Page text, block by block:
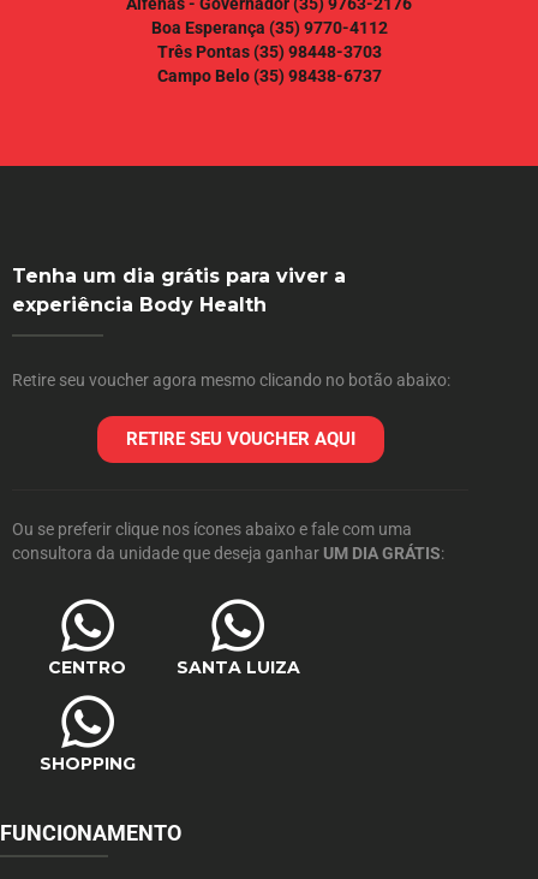
Boa Esperança (35) 9770-4112
Três Pontas(35) 98448-3703
Campo Belo(35) 98438-6737
Tenha um dia grátis para viver a
experiência Body Health
Retire seu voucher agora mesmo clicando no botão abaixo:
RETIRE SEU VOUCHER AQUI
Ou se preferir clique nos ícones abaixo e fale com uma
consultora da unidade que deseja ganhar UM DIA GRÁTIS:
CENTRO SANTA LUIZA
SHOPPING
FUNCIONAMENTO